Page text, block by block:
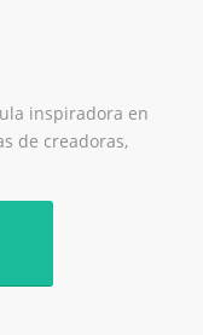
inspiradora en
de creadoras,